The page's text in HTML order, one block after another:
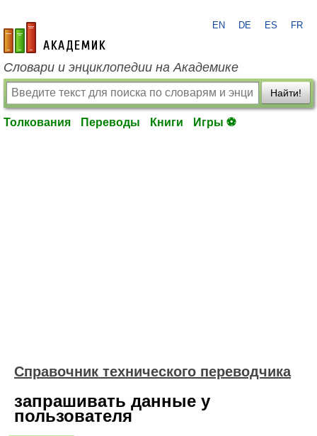
academic.ru
EN DE ES FR
Словари и энциклопедии на Академике
Найти!
Толкования Переводы Книги Игры ⚽
Справочник технического переводчика
запрашивать данные у
пользователя